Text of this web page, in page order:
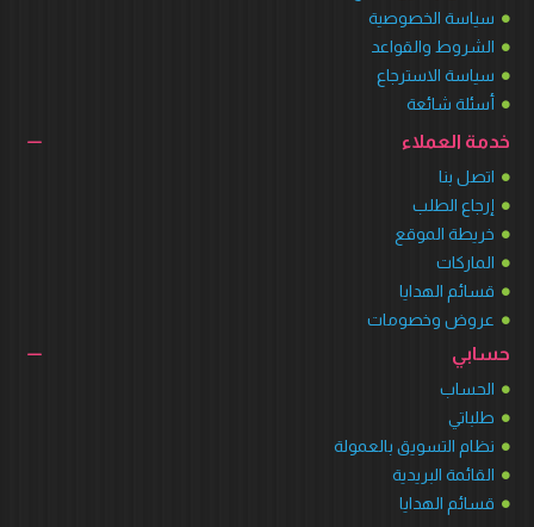
سياسة الخصوصية
الشروط والقواعد
سياسة الاسترجاع
أسئلة شائعة
خدمة العملاء
اتصل بنا
إرجاع الطلب
خريطة الموقع
الماركات
قسائم الهدايا
عروض وخصومات
حسابي
الحساب
طلباتي
نظام التسويق بالعمولة
القائمة البريدية
قسائم الهدايا